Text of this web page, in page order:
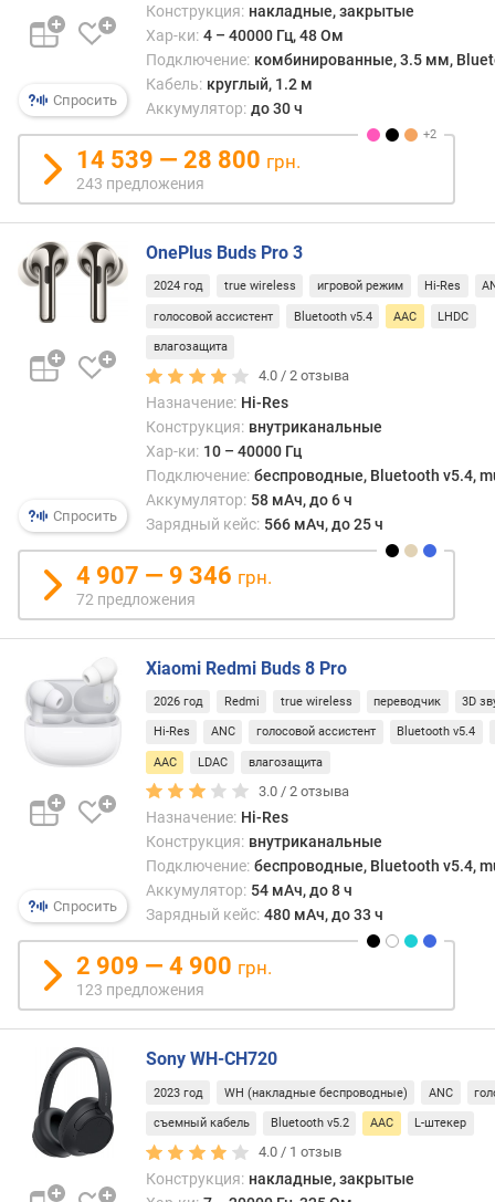
л
ю
н
S
B
с
и
t
t
h
т
е
к
п
о
д
к
а
б
е
л
я
д
л
н
Спросить
Конструкция: накладные, закрытые
Хар-ки: 4 – 40000 Гц, 48 Ом
Подключение: комбинированные, 3.5 мм,
Кабель: круглый, 1.2 м
Аккумулятор: до 30 ч
14 539 — 28 800 грн.
243 предложения
Спросить
OnePlus Buds Pro 3
2024 год true wireless игровой режим Hi-Res
голосовой ассистент Bluetooth v5.4 AAC LHDC
влагозащита
4.0 /2 отзыва
Назначение: Hi-Res
Конструкция: внутриканальные
Хар-ки: 10 – 40000 Гц
Подключение: беспроводные, Bluetooth v5.4,
Аккумулятор: 58 мАч, до 6 ч
Зарядный кейс: 566 мАч, до 25 ч
4 907 — 9 346 грн.
72 предложения
Спросить
Xiaomi Redmi Buds 8 Pro
2026 год Redmi true wireless переводчик 3D
Hi-Res ANC голосовой ассистент Bluetooth v5.4
AAC LDAC влагозащита
3.0 /2 отзыва
Назначение: Hi-Res
Конструкция: внутриканальные
Подключение: беспроводные, Bluetooth v5.4,
Аккумулятор: 54 мАч, до 8 ч
Зарядный кейс: 480 мАч, до 33 ч
2 909 — 4 900 грн.
123 предложения
Sony WH-CH720
2023 год WH (накладные беспроводные) ANC
съемный кабель Bluetooth v5.2 AAC L-штекер
4.0 / 1 отзыв
Конструкция: накладные, закрытые